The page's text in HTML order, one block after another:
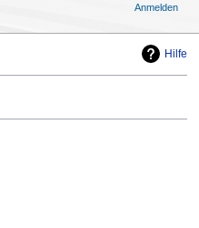
Hilfe
Anmelden